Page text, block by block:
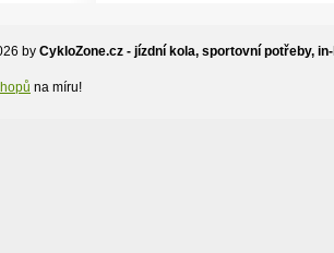
by CykloZone.cz - jízdní kola, sportovní potřeby,
na míru!